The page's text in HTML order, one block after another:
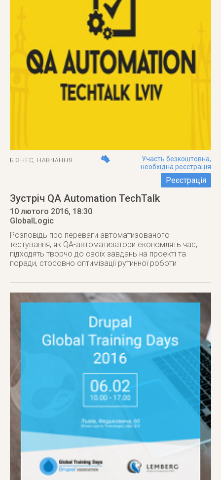
БІЗНЕС, НАВЧАННЯ
Участь безкоштовна,
необхідна реєстрація
Реєстрація
Зустріч QA Automation TechTalk
10 лютого 2016, 18:30
GlobalLogic
Розповідь про переваги автоматизованого
тестування, як QA-автоматизатори економлять час,
підходять творчо до своїх завдань на проекті та
поради, стосовно оптимізації рутинної роботи